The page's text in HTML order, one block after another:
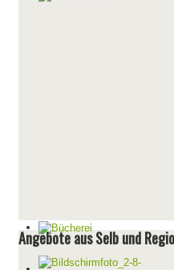
Angebote aus Selb und